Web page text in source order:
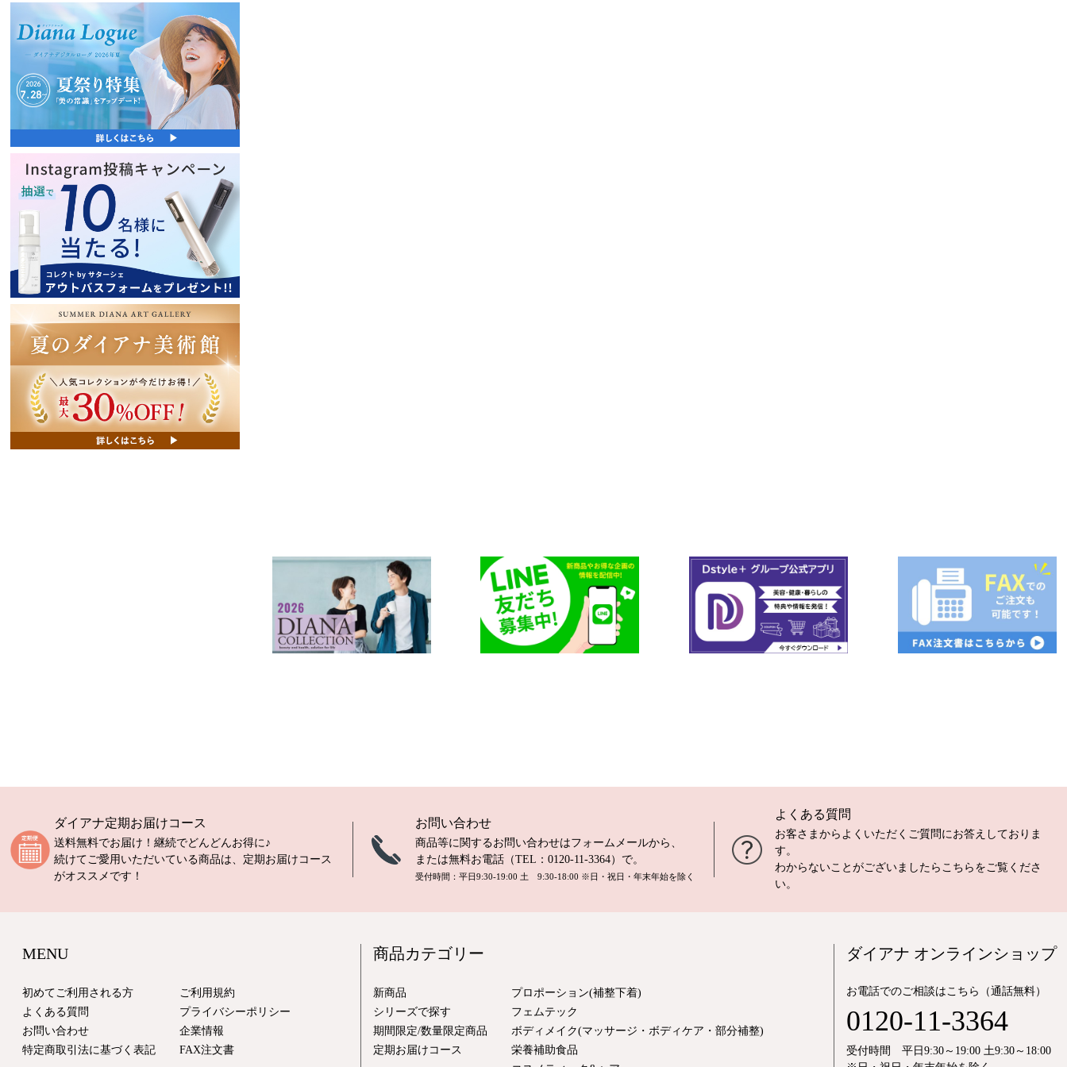
ダイアナ定期お届けコース
送料無料でお届け！継続でどんどんお得に♪
続けてご愛用いただいている商品は、定期お届けコース
がオススメです！
お問い合わせ
商品等に関するお問い合わせはフォームメールから、
または無料お電話（TEL： 0120-11-3364）で。
受付時間：平日9:30-19:00 土 9:30-18:00 ※日・祝日・年末年始を除く
よくある質問
お客さまからよくいただくご質問にお答えしておりま
す。
わからないことがございましたら こちら をご覧くださ
い。
MENU
初めてご利用される方
よくある質問
お問い合わせ
特定商取引法に基づく表記
ご利用規約
プライバシーポリシー
企業情報
FAX注文書
商品カテゴリー
新商品
シリーズで探す
期間限定/数量限定商品
定期お届けコース
プロポーション(補整下着)
フェムテック
ボディメイク(マッサージ・ボディケア・部分補整)
栄養補助食品
ダイアナ オンラインショップ
お電話でのご相談はこちら（通話無料）
0120-11-3364
受付時間 平日9:30～19:00 土9:30～18:00